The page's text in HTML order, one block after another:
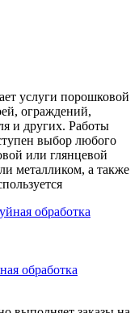
услуги порошковой
ограждений,
и других. Работы
выбор любого
или глянцевой
металликом, а также
обработка